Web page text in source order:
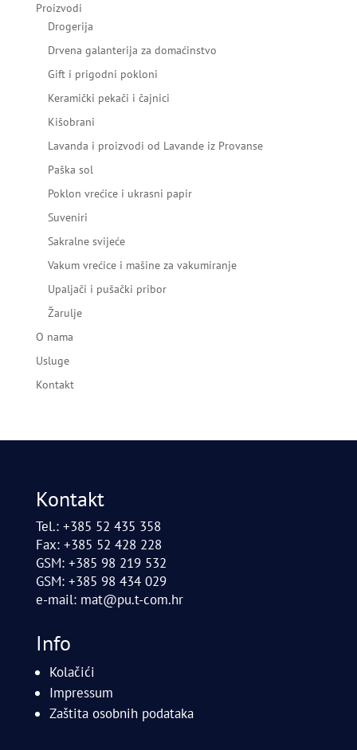
Proizvodi
Drogerija
Drvena galanterija za domaćinstvo
Gift i prigodni pokloni
Keramički pekači i čajnici
Kišobrani
Lavanda i proizvodi od Lavande iz Provanse
Paška sol
Poklon vrećice i ukrasni papir
Suveniri
Sakralne svijeće
Vakum vrećice i mašine za vakumiranje
Upaljači i pušački pribor
Žarulje
O nama
Usluge
Kontakt
Kontakt
Tel.: +385 52 435 358
Fax: +385 52 428 228
GSM: +385 98 219 532
GSM: +385 98 434 029
e-mail: mat@pu.t-com.hr
Info
Kolačići
Impressum
Zaštita osobnih podataka